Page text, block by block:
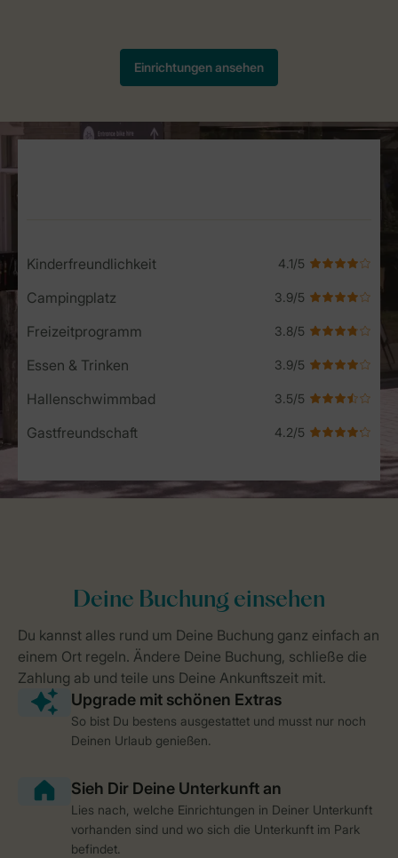
Kinderfreundlichkeit
Campingplatz
Freizeitprogramm
Essen & Trinken
Hallenschwimmbad
Gastfreundschaft
So bist Du bestens ausgestattet und musst nur noch
Deinen Urlaub genießen.
Lies nach, welche Einrichtungen in Deiner Unterkunft
vorhanden sind und wo sich die Unterkunft im Park
befindet.